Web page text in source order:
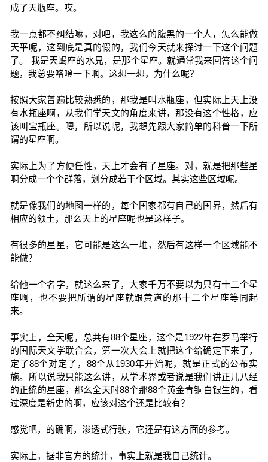
成了天瓶座。哎。
我一点都不纠结嘛，对吧，我这么的腹黑的一个人，怎么能做
天平呢，这到底是真的假的，我们今天就来探讨一下这个问题
了。 我是天蝎座的水兄，是那个星座。就通常我来回答这个问
题，我总要咯噔一下啊。这想一想，为什么呢？
按照大家普遍比较熟悉的，那我是叫水瓶座，但实际上天上没
有水瓶座啊，从我们学天文的角度来讲，那没有这个性格，应
该叫宝瓶座。嗯，所以说呢，我想先跟大家简单的科普一下所
谓的星座啊。
实际上为了方便任性，天上才会有了星座。对，就是把那些星
啊分成一个个群落，划分成若干个区域。其实这些区域呢。
就是像我们的地图一样的，每个国家都有自己的国界，然后有
相应的领土，那么天上的星座呢也是这样子。
有很多的星星，它可能是这么一堆，然后有这样一个区域能不
能做？
给他一个名字，就这么来了，大家千万不要以为只有十二个星
座啊，也不要把所谓的星座就跟黄道的那十二个星座等同起
来。
事实上，全天呢，总共有88个星座，这个是1922年在罗马举行
的国际天文学联合会，第一次大会上就把这个给确定下来了，
定了88个对定了，88个从1930年开始呢，就是正式的公布实
施。所以说我只能这么讲，从学术界或者说是我们讲正儿八经
的正统的星座，那么全天时88个那88个黄金青铜白银生的，看
过深度是新史的啊，应该对这个还是比较有？
感觉吧，的确啊，渗透式行驶，它还是有这方面的参考。
实际上，据非官方的统计，事实上就是我自己统计。